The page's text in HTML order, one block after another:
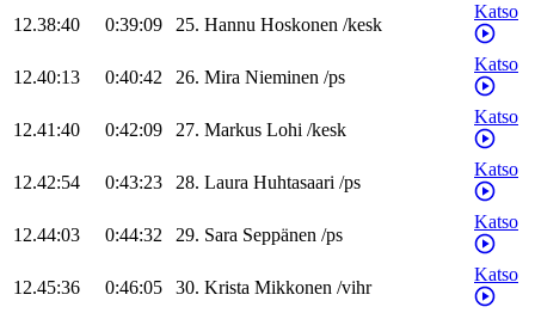
12.38:40 0:39:09 25. Hannu Hoskonen /kesk
Katso
12.40:13 0:40:42 26. Mira Nieminen /ps
Katso
12.41:40 0:42:09 27. Markus Lohi /kesk
Katso
12.42:54 0:43:23 28. Laura Huhtasaari /ps
Katso
12.44:03 0:44:32 29. Sara Seppänen /ps
Katso
12.45:36 0:46:05 30. Krista Mikkonen /vihr
Katso